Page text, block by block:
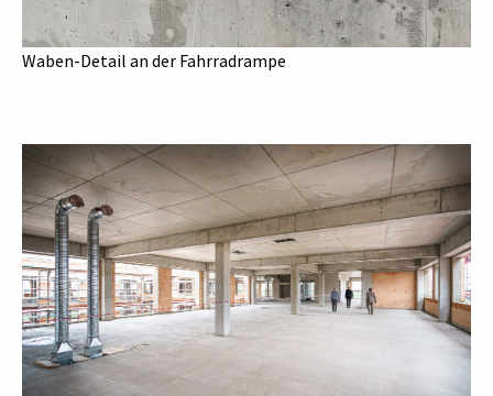
Waben-Detail an der Fahrradrampe